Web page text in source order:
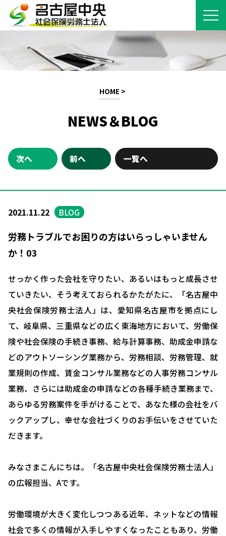
HOME >
NEWS＆BLOG
次へ 前へ 一覧へ
2021.11.22 BLOG
労務トラブルでお困りの方はいらっしゃいません
か！03
せっかく作った会社を守りたい、あるいはもっと成長させ
ていきたい、そう考えておられるかたがたに、「名古屋中
央社会保険労務士法人」は、愛知県名古屋市を拠点にし
て、岐阜県、三重県などの広く東海地方において、労働保
険や社会保険の手続き事務、給与計算事務、助成金申請な
どのアウトソーシング業務から、労務相談、労務管理、就
業規則の作成、賃金コンサル業務などの人事労務コンサル
業務、さらには助成金の申請などの各種手続き業務まで、
あらゆる労務案件を手がけることで、あなた様の会社をバ
ックアップし、幸せな会社づくりのお手伝いをさせていた
だきます。
みなさまこんにちは。「名古屋中央社会保険労務士法人」
の広報担当、Aです。
労働環境が大きく変化しつつある近年、ネットなどの情報
社会で多くの情報が入手しやすくなったこともあり、労働